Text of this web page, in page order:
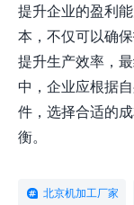
提升企业的盈利
本，不仅可以确
提升生产效率，
中，企业应根据
件，选择合适的
衡。
北京机加工厂家